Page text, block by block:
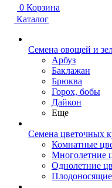
0 Корзина
Каталог
Семена овощей и
Арбуз
Баклажан
Брюква
Горох, бобы
Дайкон
Еще
Семена цветочных
Комнатные
Многолетние
Однолетние